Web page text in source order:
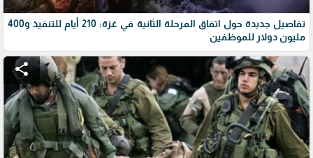
تفاصيل جديدة حول اتفاق المرحلة الثانية في غزة: 210 أيام للتنفيذ و400
مليون دولار للموظفين
share